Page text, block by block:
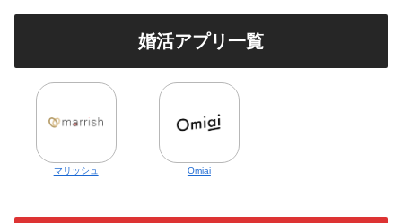
婚活アプリ一覧
マリッシュ Omiai